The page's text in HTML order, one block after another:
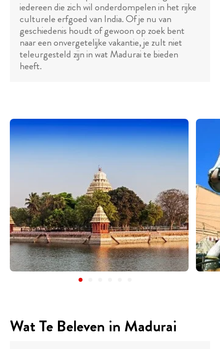
iedereen die zich wil onderdompelen in het rijke
culturele erfgoed van India. Of je nu van
geschiedenis houdt of gewoon op zoek bent
naar een onvergetelijke vakantie, je zult niet
teleurgesteld zijn in wat Madurai te bieden
heeft.
Wat Te Beleven in Madurai